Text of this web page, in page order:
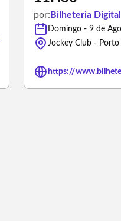
por: Bilheteria Digital
Domingo - 9 de
Jockey Club - Porto